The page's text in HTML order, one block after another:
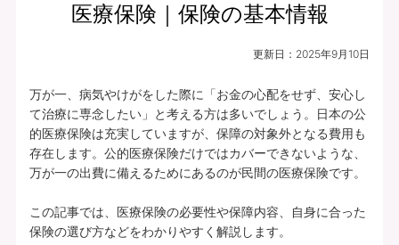
月払保険料 保険期間
終身（総合先進医
プランの中身を見る
入院・手術・放射線治療、通院・先進医療
に備えられます。
豊富な特約ラインナップからお客さまのニ
ーズに合わせて保障を充実させることがで
医療保険｜保険の基本情報
更新日： 2025年9月10日
万が一、病気やけがをした際に「お金の心配をせず、安心し
て治療に専念したい」と考える方は多いでしょう。日本の公
的医療保険は充実していますが、保障の対象外となる費用も
存在します。公的医療保険だけではカバーできないような、
万が一の出費に備えるためにあるのが民間の医療保険です。
この記事では、医療保険の必要性や保障内容、自身に合った
保険の選び方などをわかりやすく解説します。